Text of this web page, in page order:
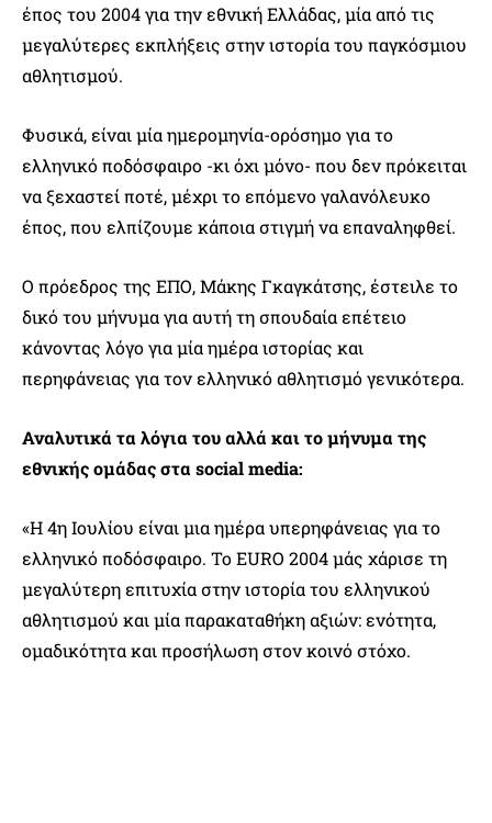
έπος του 2004 για την εθνική Ελλάδας, μία από τις
μεγαλύτερες εκπλήξεις στην ιστορία του παγκόσμιου
αθλητισμού.
Φυσικά, είναι μία ημερομηνία-ορόσημο για το
ελληνικό ποδόσφαιρο -κι όχι μόνο- που δεν πρόκειται
να ξεχαστεί ποτέ, μέχρι το επόμενο γαλανόλευκο
έπος, που ελπίζουμε κάποια στιγμή να επαναληφθεί.
Ο πρόεδρος της ΕΠΟ, Μάκης Γκαγκάτσης, έστειλε το
δικό του μήνυμα για αυτή τη σπουδαία επέτειο
κάνοντας λόγο για μία ημέρα ιστορίας και
περηφάνειας για τον ελληνικό αθλητισμό γενικότερα.
Αναλυτικά τα λόγια του αλλά και το μήνυμα της
εθνικής ομάδας στα social media:
«Η 4η Ιουλίου είναι μια ημέρα υπερηφάνειας για το
ελληνικό ποδόσφαιρο. Το EURO 2004 μάς χάρισε τη
μεγαλύτερη επιτυχία στην ιστορία του ελληνικού
αθλητισμού και μία παρακαταθήκη αξιών: ενότητα,
ομαδικότητα και προσήλωση στον κοινό στόχο.